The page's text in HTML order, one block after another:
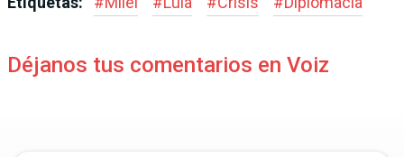
Déjanos tus comentarios en Voiz